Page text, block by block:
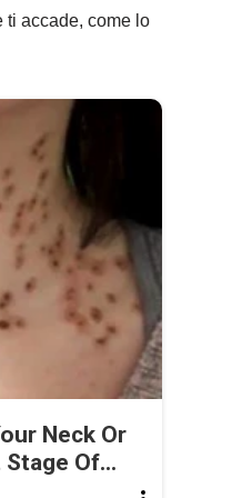
ti accade, come lo
Neck Or
Of...